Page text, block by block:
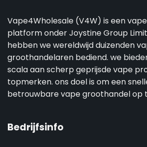
Vape4Wholesale (V4W) is een
platform onder Joystine Group
hebben we wereldwijd duizenden
groothandelaren bediend. we
scala aan scherp geprijsde vape
topmerken. ons doel is om een
betrouwbare vape groothandel op
Bedrijfsinfo